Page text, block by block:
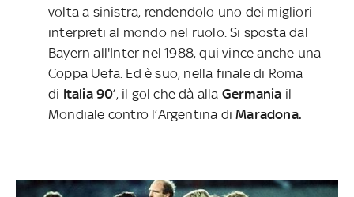
volta a sinistra, rendendolo uno dei migliori
interpreti al mondo nel ruolo. Si sposta dal
Bayern all'Inter nel 1988, qui vince anche una
Coppa Uefa. Ed è suo, nella finale di Roma
di Italia 90’, il gol che dà alla Germania il
Mondiale contro l’Argentina diMaradona.